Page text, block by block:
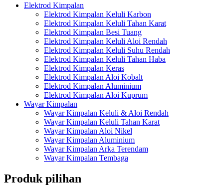
Elektrod Kimpalan
Elektrod Kimpalan Keluli Karbon
Elektrod Kimpalan Keluli Tahan Karat
Elektrod Kimpalan Besi Tuang
Elektrod Kimpalan Keluli Aloi Rendah
Elektrod Kimpalan Keluli Suhu Rendah
Elektrod Kimpalan Keluli Tahan Haba
Elektrod Kimpalan Keras
Elektrod Kimpalan Aloi Kobalt
Elektrod Kimpalan Aluminium
Elektrod Kimpalan Aloi Kuprum
Wayar Kimpalan
Wayar Kimpalan Keluli & Aloi Rendah
Wayar Kimpalan Keluli Tahan Karat
Wayar Kimpalan Aloi Nikel
Wayar Kimpalan Aluminium
Wayar Kimpalan Arka Terendam
Wayar Kimpalan Tembaga
Produk pilihan